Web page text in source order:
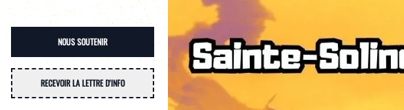
NOUS SOUTENIR
RECEVOIR LA LETTRE D'INFO